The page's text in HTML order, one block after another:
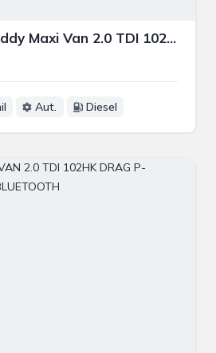
Volkswagen Caddy Maxi Van 2.0 TDI 102HK DRAG P-VÄRMARE B-KAMERA
Aut. Diesel